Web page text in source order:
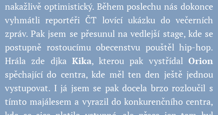
nakažlivě optimistický. Během poslechu nás dokonce
vyhmátli reportéři ČT lovící ukázku do večerních
zpráv. Pak jsem se přesunul na vedlejší stage, kde se
postupně rostoucímu obecenstvu pouštěl hip-hop.
Hrála zde djka Kika, kterou pak vystřídalOrion
spěchající do centra, kde měl ten den ještě jednou
vystupovat. I já jsem se pak docela brzo rozloučil s
tímto majálesem a vyrazil do konkurenčního centra,